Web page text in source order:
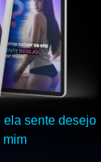
ela sente desejo
mim